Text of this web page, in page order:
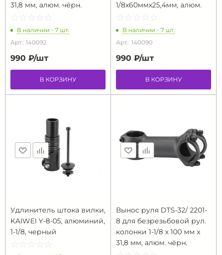
31,8 мм, алюм. чёрн.
☆ ☆ ☆ ☆ ☆
★ ★ ★ ★ ★
В наличии - 7 шт.
Арт.: 140092
990 ₽/шт
В КОРЗИНУ
1/8х60ммх25,4мм, алюм.
☆ ☆ ☆ ☆ ☆
★ ★ ★ ★ ★
В наличии - 7 шт.
Арт.: 140090
990 ₽/шт
В КОРЗИНУ
Удлинитель штока вилки,
KAIWEI Y-8-05, алюминий,
1-1/8, черный
☆ ☆ ☆ ☆ ☆
★ ★ ★ ★ ★
Вынос руля DTS-32/ 2201-
8 для безрезьбовой рул.
колонки 1-1/8 х 100 мм х
31,8 мм, алюм. чёрн.